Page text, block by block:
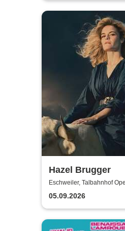
Hazel Brugger
Eschweiler, Talbahnhof
05.09.2026